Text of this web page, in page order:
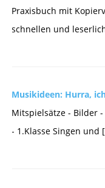
Praxisbuch mit
schnellen und
Musikideen: Hurra,
Mitspielsätze - Bilder
- 1.Klasse Singen und